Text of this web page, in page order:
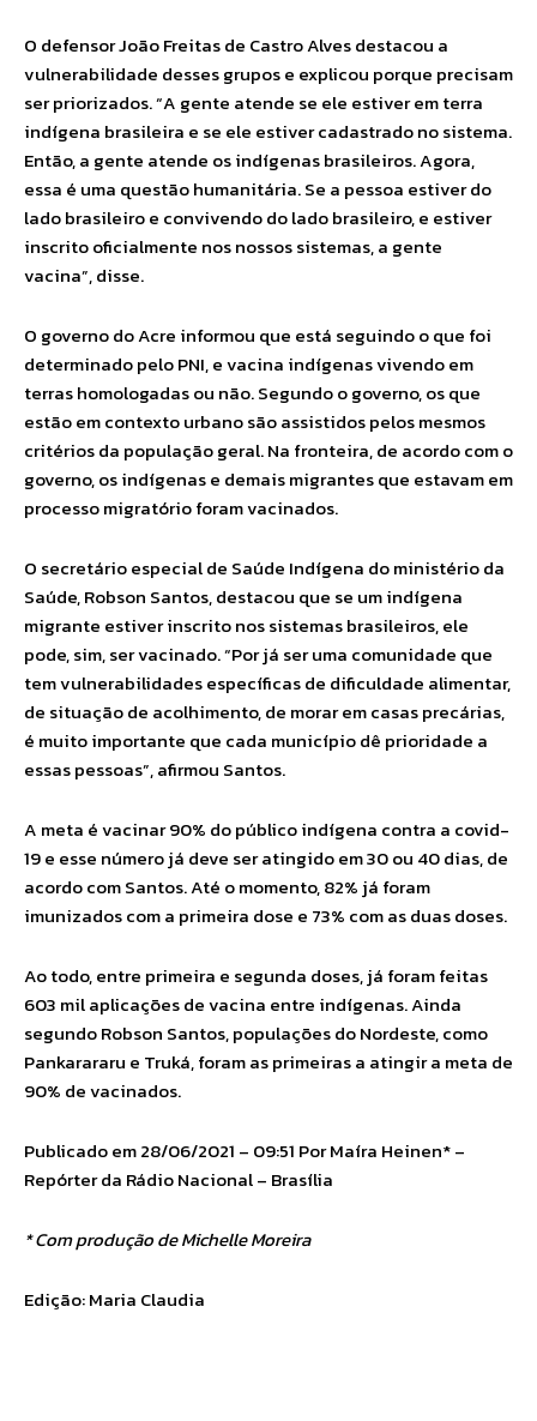
O defensor João Freitas de Castro Alves destacou a
vulnerabilidade desses grupos e explicou porque precisam
ser priorizados. “A gente atende se ele estiver em terra
indígena brasileira e se ele estiver cadastrado no sistema.
Então, a gente atende os indígenas brasileiros. Agora,
essa é uma questão humanitária. Se a pessoa estiver do
lado brasileiro e convivendo do lado brasileiro, e estiver
inscrito oficialmente nos nossos sistemas, a gente
vacina”, disse.
O governo do Acre informou que está seguindo o que foi
determinado pelo PNI, e vacina indígenas vivendo em
terras homologadas ou não. Segundo o governo, os que
estão em contexto urbano são assistidos pelos mesmos
critérios da população geral. Na fronteira, de acordo com o
governo, os indígenas e demais migrantes que estavam em
processo migratório foram vacinados.
O secretário especial de Saúde Indígena do ministério da
Saúde, Robson Santos, destacou que se um indígena
migrante estiver inscrito nos sistemas brasileiros, ele
pode, sim, ser vacinado. “Por já ser uma comunidade que
tem vulnerabilidades específicas de dificuldade alimentar,
de situação de acolhimento, de morar em casas precárias,
é muito importante que cada município dê prioridade a
essas pessoas”, afirmou Santos.
A meta é vacinar 90% do público indígena contra a covid-
19 e esse número já deve ser atingido em 30 ou 40 dias, de
acordo com Santos. Até o momento, 82% já foram
imunizados com a primeira dose e 73% com as duas doses.
Ao todo, entre primeira e segunda doses, já foram feitas
603 mil aplicações de vacina entre indígenas. Ainda
segundo Robson Santos, populações do Nordeste, como
Pankarararu e Truká, foram as primeiras a atingir a meta de
90% de vacinados.
Publicado em 28/06/2021 – 09:51 Por Maíra Heinen* –
Repórter da Rádio Nacional – Brasília
* Com produção de Michelle Moreira
Edição: Maria Claudia